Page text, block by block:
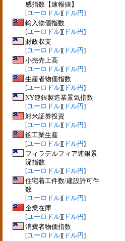
感指数【速報値】
[ユーロドル][ ドル円]
輸入物価指数
[ユーロドル][ ドル円]
財政収支
[ユーロドル][ ドル円]
小売売上高
[ユーロドル][ ドル円]
生産者物価指数
[ユーロドル][ ドル円]
NY連銀製造業景気指数
[ユーロドル][ ドル円]
対米証券投資
[ユーロドル][ ドル円]
鉱工業生産
[ユーロドル][ ドル円]
フィラデルフィア連銀景
況指数
[ユーロドル][ ドル円]
住宅着工件数/建設許可件
数
[ユーロドル][ ドル円]
企業在庫
[ユーロドル][ ドル円]
消費者物価指数
[ユーロドル][ ドル円]